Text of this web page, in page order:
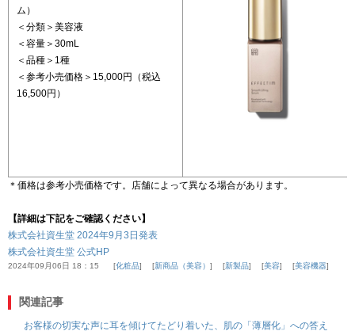
ム）
＜分類＞美容液
＜容量＞30mL
＜品種＞1種
＜参考小売価格＞15,000円（税込
16,500円）
＊価格は参考小売価格です。店舗によって異なる場合があります。
【詳細は下記をご確認ください】
株式会社資生堂 2024年9月3日発表
株式会社資生堂 公式HP
2024年09月06日 18：15 化粧品 新商品（美容） 新製品 美容 美容機器
関連記事
お客様の切実な声に耳を傾けてたどり着いた、肌の「薄層化」への答え